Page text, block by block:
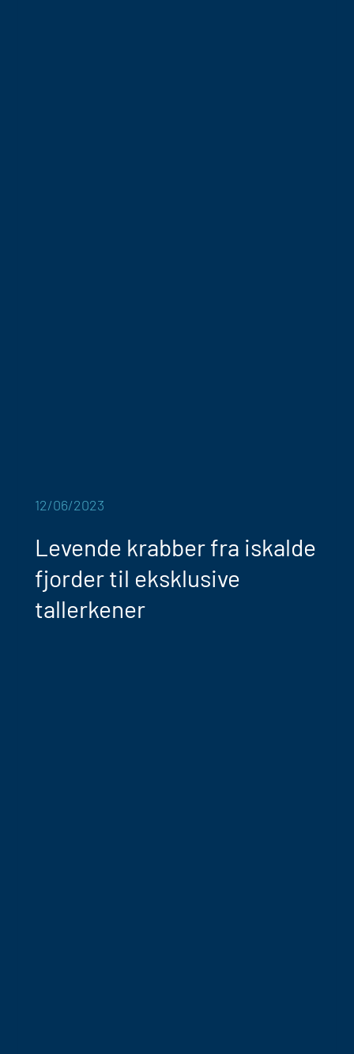
12/06/2023
Levende krabber fra iskalde
fjorder til eksklusive
tallerkener